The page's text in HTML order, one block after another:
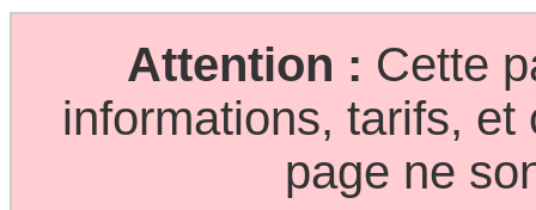
Attention : Cette
informations, tarifs,
page ne